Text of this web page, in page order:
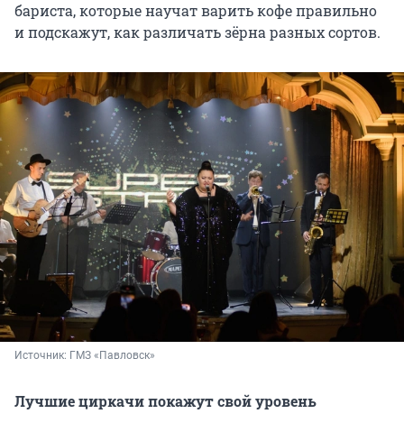
бариста, которые научат варить кофе правильно
и подскажут, как различать зёрна разных сортов.
Источник: ГМЗ «Павловск»
Лучшие циркачи покажут свой уровень